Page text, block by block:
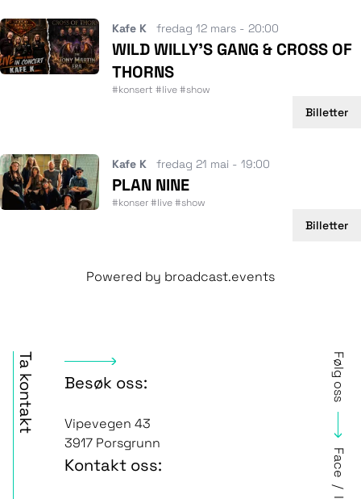
Kafe K fredag 12 mars - 20:00
WILD WILLY’S GANG & CROSS OF
THORNS
#konsert #live #show
Billetter
Kafe K fredag 21 mai - 19:00
PLAN NINE
#konser #live #show
Billetter
Powered by broadcast.events
Ta kontakt Besøk oss:
Vipevegen 43
3917 Porsgrunn
Kontakt oss:
Følg oss
Face
/